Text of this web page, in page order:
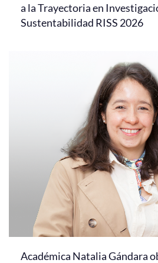
a la Trayectoria en
Sustentabilidad RISS 2026
Académica Natalia Gándara